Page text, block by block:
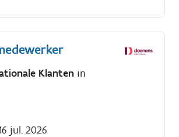
Klanten in
jul. 2026